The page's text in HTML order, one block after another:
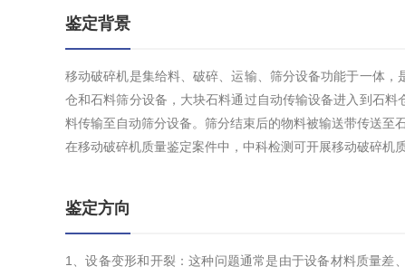
鉴定背景
移动破碎机是集给料、破碎、运输、筛分设备功能于一体
仓和石料筛分设备，大块石料通过自动传输设备进入到石
料传输至自动筛分设备。筛分结束后的物料被输送带传送至
在移动破碎机质量鉴定案件中，中科检测可开展移动破碎机
鉴定方向
1、设备变形和开裂：这种问题通常是由于设备材料质量差